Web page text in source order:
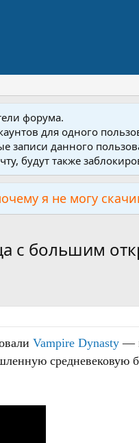
форума.
для одного
записи данного
будут также
я не могу
с большим
Vampire Dynasty —
средневековую